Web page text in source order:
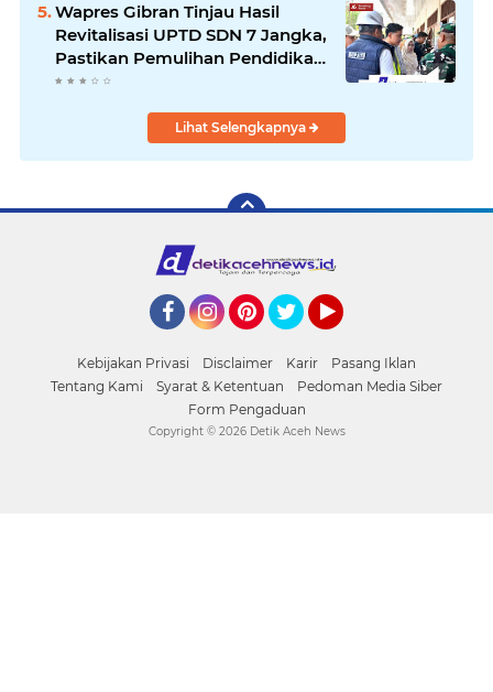
Wapres Gibran Tinjau Hasil
Revitalisasi UPTD SDN 7 Jangka,
Pastikan Pemulihan Pendidikan
Pascabencana Berjalan Optimal
Lihat Selengkapnya
Kebijakan Privasi Disclaimer Karir
Pasang Iklan
Tentang Kami
Syarat & Ketentuan
Pedoman Media Siber
Form Pengaduan
Copyright © 2026 Detik Aceh News